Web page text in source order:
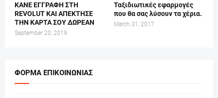
ΚΑΝΕ ΕΓΓΡΑΦΗ ΣΤΗ
REVOLUT ΚΑΙ ΑΠΕΚΤΗΣΕ
ΤΗΝ ΚΑΡΤΑ ΣΟΥ ΔΩΡΕΑΝ
September 20, 2019
Ταξιδιωτικές εφαρμογές
που θα σας λύσουν τα χέρια.
March 31, 2017
ΦΌΡΜΑ ΕΠΙΚΟΙΝΩΝΊΑΣ